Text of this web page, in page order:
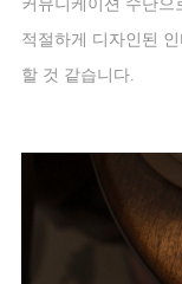
커뮤니케이션 수단으
적절하게 디자인된
할 것 같습니다